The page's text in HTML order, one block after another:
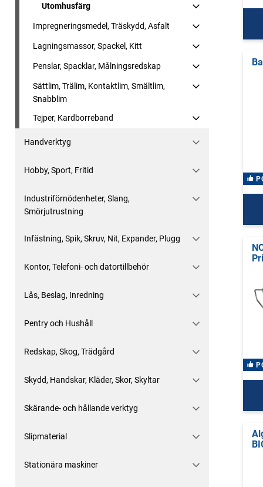
Utomhusfärg
Impregneringsmedel, Träskydd, Asfalt
Lagningsmassor, Spackel, Kitt
Penslar, Spacklar, Målningsredskap
Sättlim, Trälim, Kontaktlim, Smältlim,
Snabblim
Tejper, Kardborreband
Handverktyg
Hobby, Sport, Fritid
Industriförnödenheter, Slang,
Smörjutrustning
Infästning, Spik, Skruv, Nit, Expander, Plugg
Kontor, Telefoni- och datortillbehör
Lås, Beslag, Inredning
Pentry och Hushåll
Redskap, Skog, Trädgård
Skydd, Handskar, Kläder, Skor, Skyltar
Skärande- och hållande verktyg
Slipmaterial
Stationära maskiner